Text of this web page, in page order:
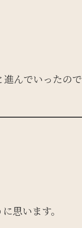
んでいったので
思います。